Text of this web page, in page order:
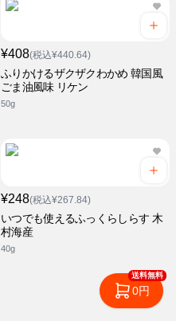
¥408(税込¥440.64)
ふりかけるザクザクわかめ 韓国風
ごま油風味 リケン
50g
¥248(税込¥267.84)
いつでも使えるふっくらしらす 木
村海産
40g
送料無料
0円